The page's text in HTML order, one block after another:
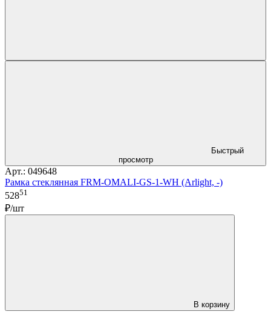
Быстрый
просмотр
Арт.: 049648
Рамка стеклянная FRM-OMALI-GS-1-WH (Arlight, -)
52851
₽/шт
В корзину